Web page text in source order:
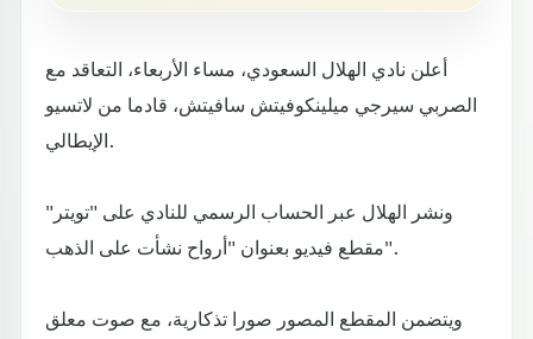
أعلن نادي الهلال السعودي، مساء الأربعاء، التعاقد مع
الصربي سيرجي ميلينكوفيتش سافيتش، قادما من لاتسيو
الإيطالي.
ونشر الهلال عبر الحساب الرسمي للنادي على "تويتر"
مقطع فيديو بعنوان "أرواح نشأت على الذهب".
ويتضمن المقطع المصور صورا تذكارية، مع صوت معلق